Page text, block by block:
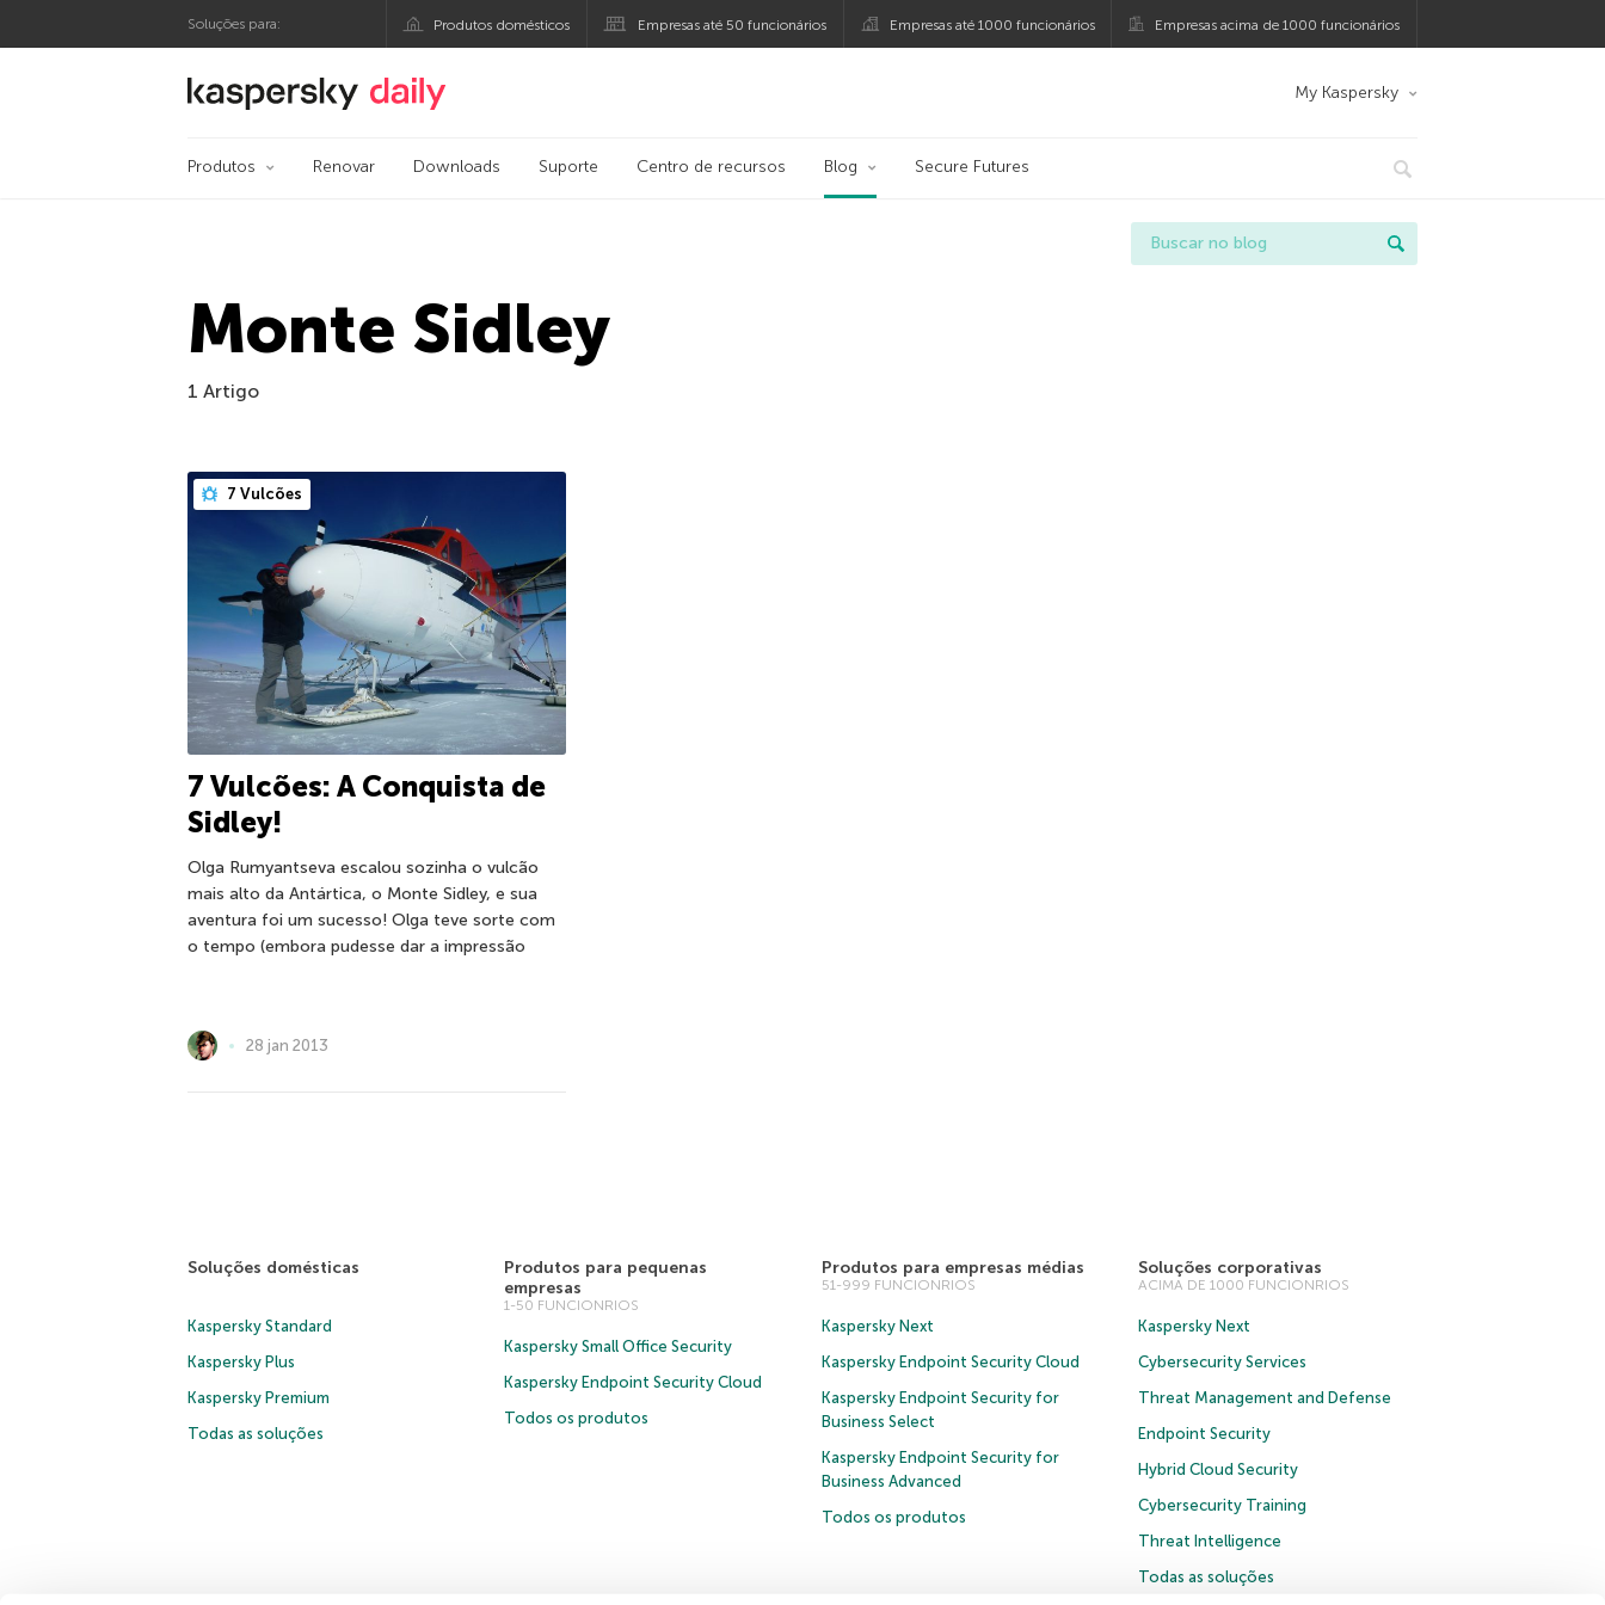
Soluções para: Produtos domésticos Empresas até 50 funcionários Empresas até 1000 funcionários Empresas acima de 1000 funcionários
Blog oficial da Kaspersky My Kaspersky
Produtos Renovar Downloads Suporte Centro de recursos Blog Secure Futures
Monte Sidley
1 Artigo
7 Vulcões
7 Vulcões: A Conquista de
Sidley!
Olga Rumyantseva escalou sozinha o vulcão
mais alto da Antártica, o Monte Sidley, e sua
aventura foi um sucesso! Olga teve sorte com
o tempo (embora pudesse dar a impressão
28 jan 2013
Soluções domésticas
Kaspersky Standard
Kaspersky Plus
Kaspersky Premium
Todas as soluções
Produtos para pequenas
empresas
1-50 FUNCIONRIOS
Kaspersky Small Office Security
Kaspersky Endpoint Security Cloud
Todos os produtos
Produtos para empresas médias
51-999 FUNCIONRIOS
Kaspersky Next
Kaspersky Endpoint Security Cloud
Kaspersky Endpoint Security for
Business Select
Kaspersky Endpoint Security for
Business Advanced
Todos os produtos
Soluções corporativas
ACIMA DE 1000 FUNCIONRIOS
Kaspersky Next
Cybersecurity Services
Threat Management and Defense
Endpoint Security
Hybrid Cloud Security
Cybersecurity Training
Threat Intelligence
Todas as soluções